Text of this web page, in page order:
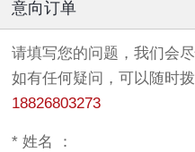
意向订单
请填写您的问题，我们会
如有任何疑问，可以随时
18826803273
* 姓名 ：